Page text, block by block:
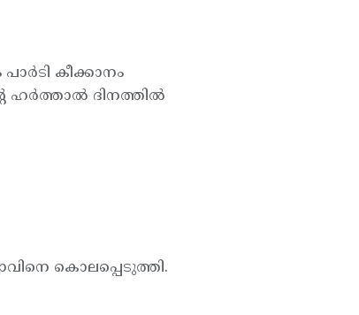
കീക്കാനം
ഹര്‍ത്താല്‍ ദിനത്തില്‍
കൊലപ്പെടുത്തി.